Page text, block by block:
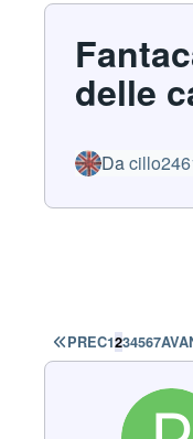
delle
Da
PRIMA PAGINA
PREC1234567